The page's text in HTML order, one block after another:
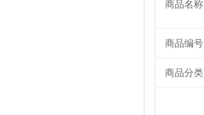
商品名称
商品编号
商品分类